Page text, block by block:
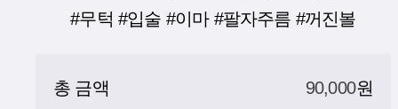
#무턱 #입술 #이마 #팔자주름 #꺼진볼
총 금액 90,000원